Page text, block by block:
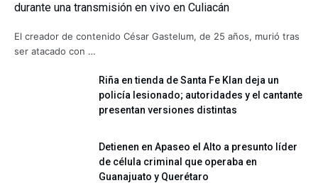
durante una transmisión en vivo en Culiacán
El creador de contenido César Gastelum, de 25 años, murió tras
ser atacado con …
Riña en tienda de Santa Fe Klan deja un
policía lesionado; autoridades y el cantante
presentan versiones distintas
Detienen en Apaseo el Alto a presunto líder
de célula criminal que operaba en
Guanajuato y Querétaro